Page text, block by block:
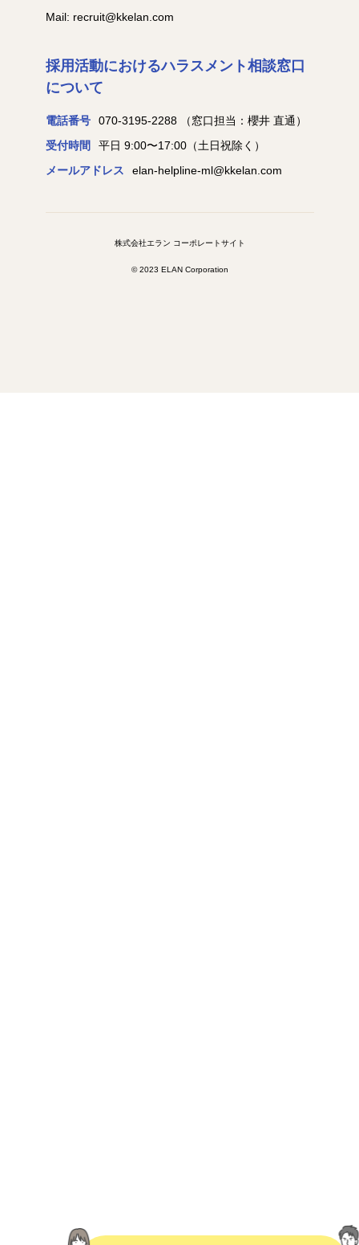
Mail: recruit@kkelan.com
採用活動におけるハラスメント相談窓口
について
電話番号 070-3195-2288
（窓口担当：櫻井 直通）
受付時間
平日 9:00〜17:00（土日祝除く）
メールアドレス
elan-helpline-ml@kkelan.com
株式会社エラン コーポレートサイト
© 2023 ELAN Corporation